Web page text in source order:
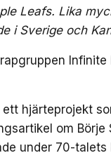
Leafs. Lika
i Sverige och
hjärteprojekt
om
under 70-